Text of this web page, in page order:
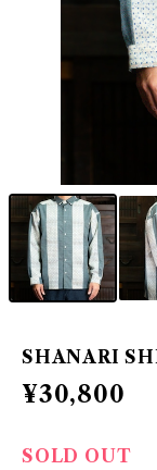
SHANARI
¥30,800
SOLD OUT